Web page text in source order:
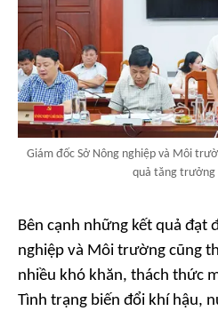
Giám đốc Sở Nông nghiệp và Môi
quả tăng trưởng
Bên cạnh những kết quả đạt
nghiệp và Môi trường cũng
nhiều khó khăn, thách thức
Tình trạng biến đổi khí hậu,